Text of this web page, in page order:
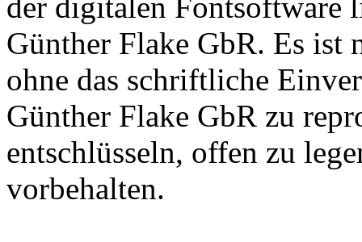
Günther Flake GbR. Es ist
ohne das schriftliche
Günther Flake GbR zu
entschlüsseln, offen zu
vorbehalten.